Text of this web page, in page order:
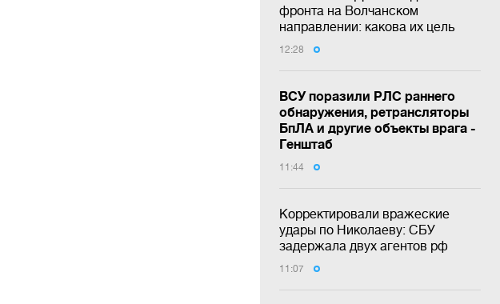
фронта на Волчанском
направлении: какова их цель
12:28
ВСУ поразили РЛС раннего
обнаружения, ретрансляторы
БпЛА и другие объекты врага -
Генштаб
11:44
Корректировали вражеские
удары по Николаеву: СБУ
задержала двух агентов рф
11:07